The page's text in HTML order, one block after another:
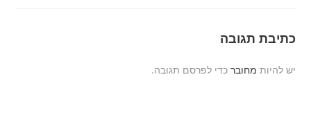
כתיבת תגובה
יש להיות מחובר כדי לפרסם תגובה.